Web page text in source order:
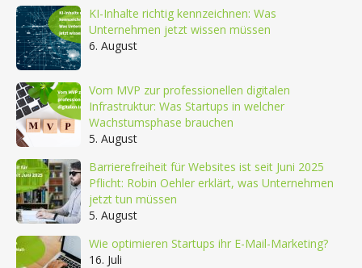
KI-Inhalte richtig kennzeichnen: Was
Unternehmen jetzt wissen müssen
6. August
Vom MVP zur professionellen digitalen
Infrastruktur: Was Startups in welcher
Wachstumsphase brauchen
5. August
Barrierefreiheit für Websites ist seit Juni 2025
Pflicht: Robin Oehler erklärt, was Unternehmen
jetzt tun müssen
5. August
Wie optimieren Startups ihr E-Mail-Marketing?
16. Juli